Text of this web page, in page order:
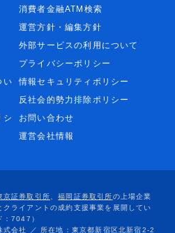
消費者金融ATM検索
運営方針・編集方針
外部サービスの利用について
プライバシーポリシー
い
情報セキュリティポリシー
反社会的勢力排除ポリシー
シ
お問い合わせ
運営会社情報